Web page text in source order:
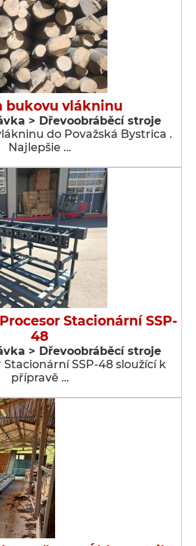
bukovu vlákninu
> Dřevoobráběcí stroje
do Považská Bystrica .
Najlepšie …
Stacionární SSP-
48
> Dřevoobráběcí stroje
Stacionární SSP-48 sloužící k
přípravě …